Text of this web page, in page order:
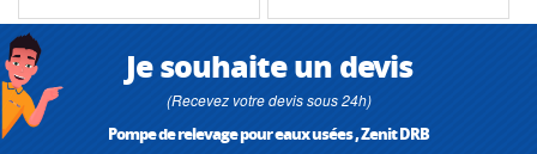
Je souhaite un devis
(Recevez votre devis sous 24h)
Pompe de relevage pour eaux usées , Zenit DRB